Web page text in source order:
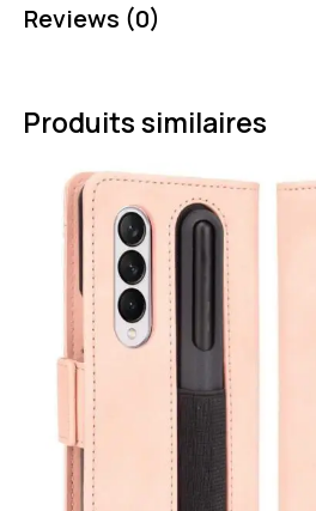
Reviews (0)
Produits similaires